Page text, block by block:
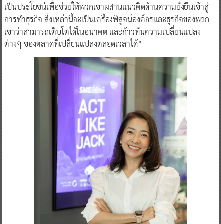
เป็นประโยชน์เพื่อช่วยให้พวกเขาผสานแนวคิดด้านความยั่งยืนเข้าสู่
การทำธุรกิจ สิ่งเหล่านี้จะเป็นเครื่องพิสูจน์องค์กรและธุรกิจของพวก
เขาว่าสามารถเติบโตได้ในอนาคต และก้าวทันความเปลี่ยนแปลง
ต่างๆ ของตลาดที่เปลี่ยนแปลงตลอดเวลาได้”